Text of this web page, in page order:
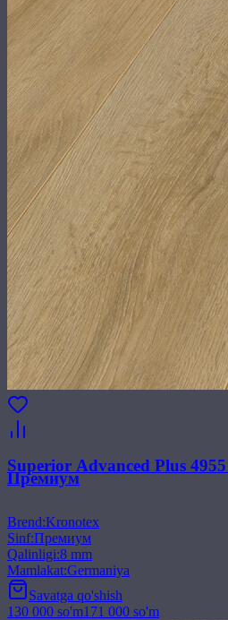
Superior Advanced Plus
Премиум
Brend:Kronotex
Sinf:Премиум
Qalinligi:8 mm
Mamlakat:Germaniya
Savatga qo'shish
130 000 so'm171 000 so'm